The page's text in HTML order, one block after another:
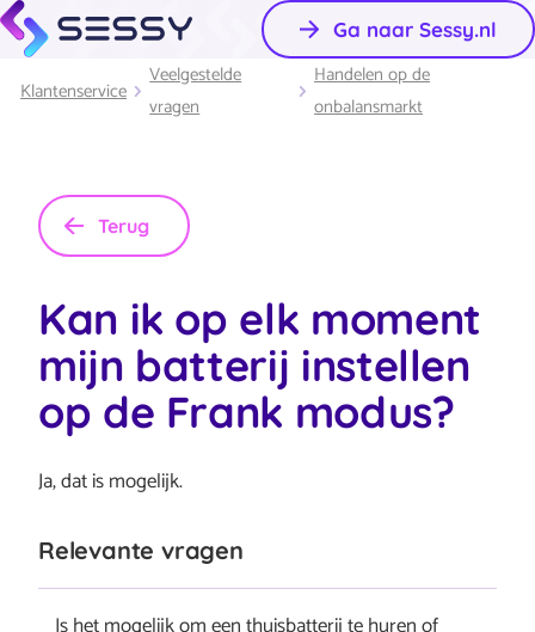
Ga naar Sessy.nl
Klantenservice
Veelgestelde
vragen
Handelen op de
onbalansmarkt
Terug
Kan ik op elk moment
mijn batterij instellen
op de Frank modus?
Ja, dat is mogelijk.
Relevante vragen